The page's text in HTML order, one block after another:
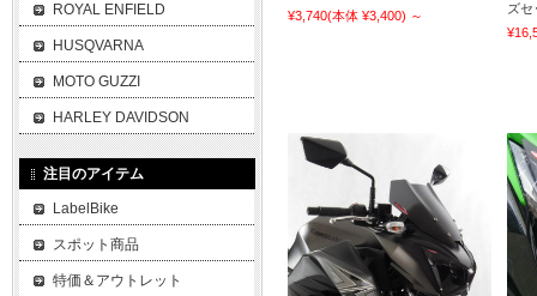
¥3,740(本体 ¥3,400) ～
ズセ
ROYAL ENFIELD
HUSQVARNA
MOTO GUZZI
HARLEY DAVIDSON
注目のアイテム
LabelBike
スポット商品
特価＆アウトレット